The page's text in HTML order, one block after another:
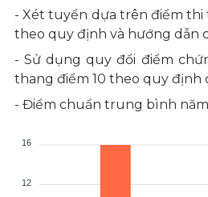
​- Xét tuyển dựa trên điểm thi
theo quy định và hướng dẫn
- Sử dụng quy đổi điểm
thang điểm 10 theo quy định
- Điểm chuẩn trung bình năm
16
12